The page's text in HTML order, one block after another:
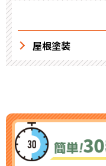
屋根塗装